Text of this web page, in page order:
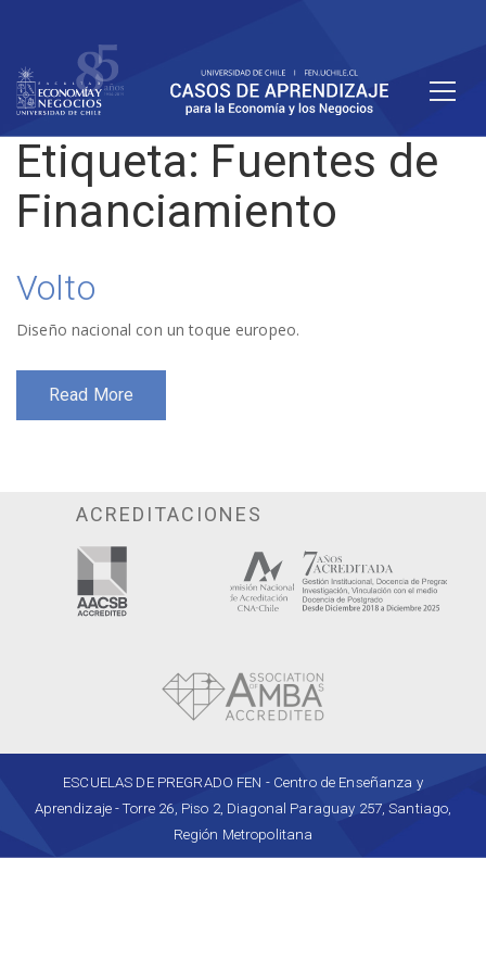
Etiqueta: Fuentes de
Financiamiento
Volto
Diseño nacional con un toque europeo.
Read More
ACREDITACIONES
ESCUELAS DE PREGRADO FEN - Centro de Enseñanza y
Aprendizaje - Torre 26, Piso 2, Diagonal Paraguay 257, Santiago,
Región Metropolitana